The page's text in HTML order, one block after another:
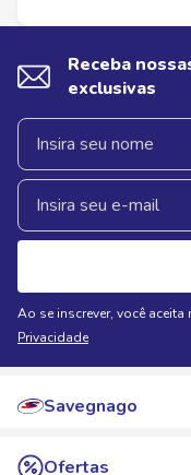
Receba
exclusivas
Ao se inscrever, você
Privacidade
Savegnago
Quem Somos
Ofertas